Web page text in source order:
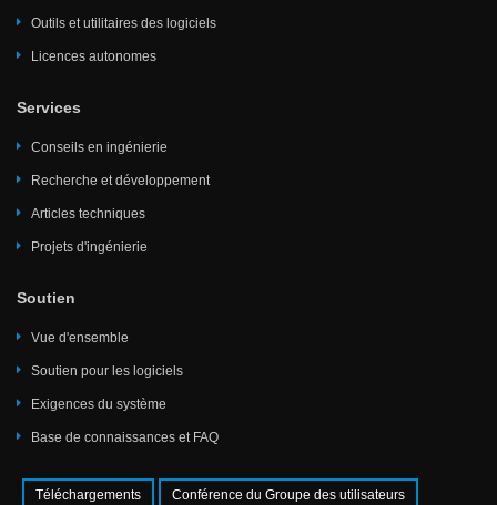
Outils et utilitaires des logiciels
Licences autonomes
Services
Conseils en ingénierie
Recherche et développement
Articles techniques
Projets d'ingénierie
Soutien
Vue d'ensemble
Soutien pour les logiciels
Exigences du système
Base de connaissances et FAQ
Téléchargements Conférence du Groupe des utilisateurs